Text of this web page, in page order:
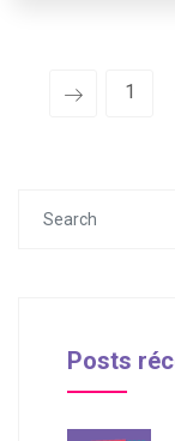
1
Posts